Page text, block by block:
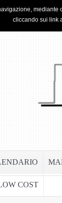
COOKIE POLICY
COST
cliccando sui link